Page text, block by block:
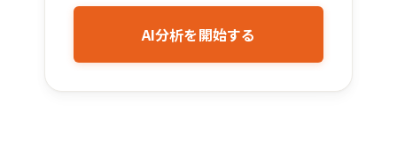
AI分析を開始する